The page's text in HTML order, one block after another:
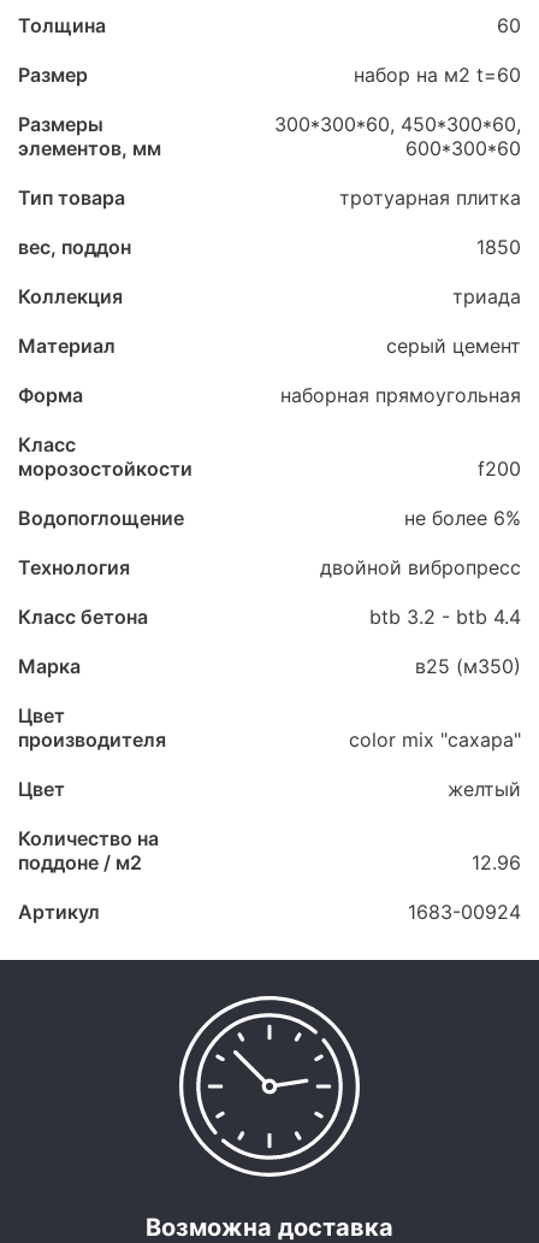
Толщина 60
Размер набор на м2 t=60
Размеры
элементов, мм
300*300*60, 450*300*60,
600*300*60
Тип товара тротуарная плитка
вес, поддон 1850
Коллекция триада
Материал серый цемент
Форма наборная прямоугольная
Класс
морозостойкости
f200
Водопоглощение не более 6%
Технология двойной вибропресс
Класс бетона btb 3.2 - btb 4.4
Марка в25 (м350)
Цвет
производителя
color mix "сахара"
Цвет желтый
Количество на
поддоне / м2
12.96
Артикул 1683-00924
Возможна доставка